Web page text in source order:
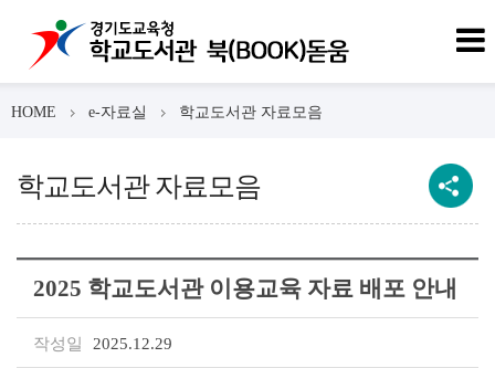
HOME e-자료실 학교도서관 자료모음
학교도서관 자료모음
2025 학교도서관 이용교육 자료 배포 안내
작성일 2025.12.29